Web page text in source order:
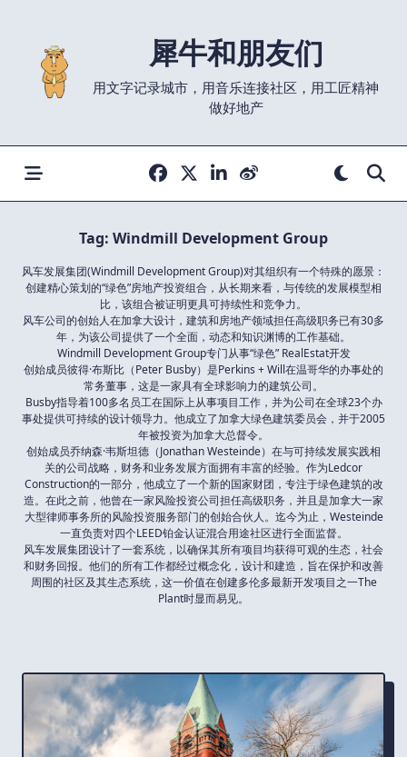
content
犀牛和朋友们
用文字记录城市，用音乐连接社区，用工匠精神
做好地产
Tag: Windmill Development Group
风车发展集团(Windmill Development Group)对其组织有一个特殊的愿景：
创建精心策划的“绿色”房地产投资组合，从长期来看，与传统的发展模型相
比，该组合被证明更具可持续性和竞争力。
风车公司的创始人在加拿大设计，建筑和房地产领域担任高级职务已有30多
年，为该公司提供了一个全面，动态和知识渊博的工作基础。
Windmill Development Group专门从事“绿色” RealEstat开发
创始成员彼得·布斯比（Peter Busby）是Perkins + Will在温哥华的办事处的
常务董事，这是一家具有全球影响力的建筑公司。
Busby指导着100多名员工在国际上从事项目工作，并为公司在全球23个办
事处提供可持续的设计领导力。他成立了加拿大绿色建筑委员会，并于2005
年被投资为加拿大总督令。
创始成员乔纳森·韦斯坦德（Jonathan Westeinde）在与可持续发展实践相
关的公司战略，财务和业务发展方面拥有丰富的经验。作为Ledcor
Construction的一部分，他成立了一个新的国家财团，专注于绿色建筑的改
造。在此之前，他曾在一家风险投资公司担任高级职务，并且是加拿大一家
大型律师事务所的风险投资服务部门的创始合伙人。迄今为止，Westeinde
一直负责对四个LEED铂金认证混合用途社区进行全面监督。
风车发展集团设计了一套系统，以确保其所有项目均获得可观的生态，社会
和财务回报。他们的所有工作都经过概念化，设计和建造，旨在保护和改善
周围的社区及其生态系统，这一价值在创建多伦多最新开发项目之一The
Plant时显而易见。